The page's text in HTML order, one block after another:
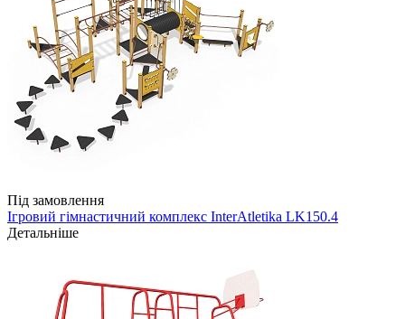
Під замовлення
Ігровий гімнастичний комплекс InterAtletika LK150.4
Детальніше